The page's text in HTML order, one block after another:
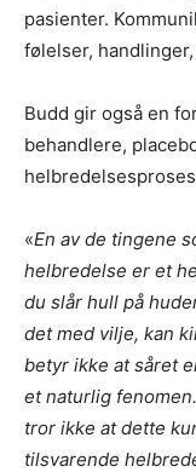
pasienter.
følelser,
Budd gir også en
behandlere,
«En av de tingene
helbredelse er et
du slår hull på
det med vilje, kan
betyr ikke at såret
et naturlig
tror ikke at dette
tilsvarende